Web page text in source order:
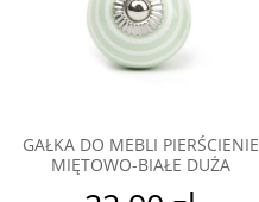
GAŁKA DO MEBLI PIERŚCIENIE
MIĘTOWO-BIAŁE DUŻA